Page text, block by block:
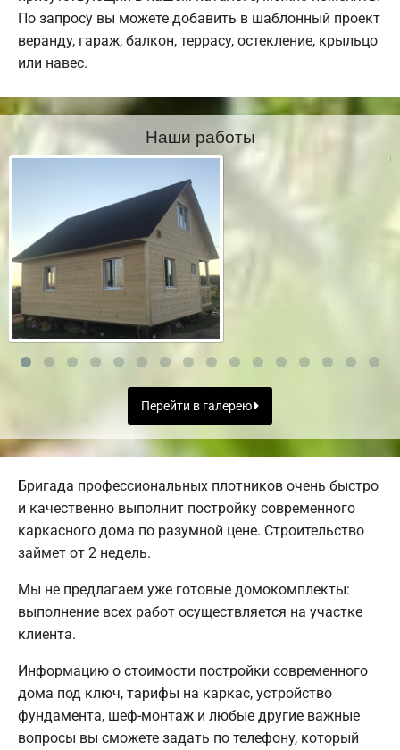
По запросу вы можете добавить в шаблонный проект
веранду, гараж, балкон, террасу, остекление, крыльцо
или навес.
Наши работы
Перейти в галерею
Бригада профессиональных плотников очень быстро
и качественно выполнит постройку современного
каркасного дома по разумной цене. Строительство
займет от 2 недель.
Мы не предлагаем уже готовые домокомплекты:
выполнение всех работ осуществляется на участке
клиента.
Информацию о стоимости постройки современного
дома под ключ, тарифы на каркас, устройство
фундамента, шеф-монтаж и любые другие важные
вопросы вы сможете задать по телефону, который